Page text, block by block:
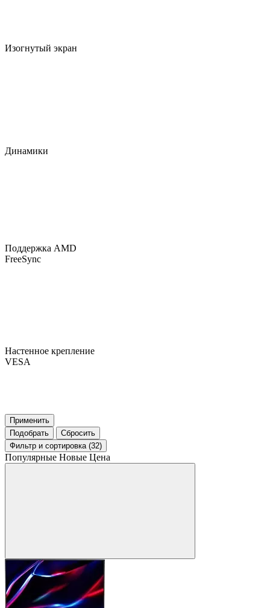
Изогнутый экран
Динамики
Поддержка AMD
FreeSync
Настенное крепление
VESA
Применить
Подобрать
Сбросить
Фильтр и сортировка (32)
Популярные Новые Цена